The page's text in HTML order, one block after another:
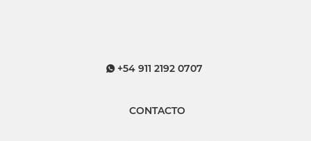
+54 911 2192 0707
CONTACTO